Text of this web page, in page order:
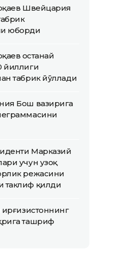
Швейцария
юборди
Қостанай
йиллиги
табрик йўллади
Бош вазирига
Марказий
учун узоқ
режасини
таклиф қилди
ташриф